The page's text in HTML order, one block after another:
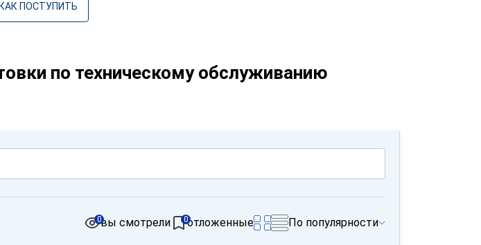
КАК ПОСТУПИТЬ
по техническому обслуживанию
вы смотрели
0 отложенные
0 По популярности